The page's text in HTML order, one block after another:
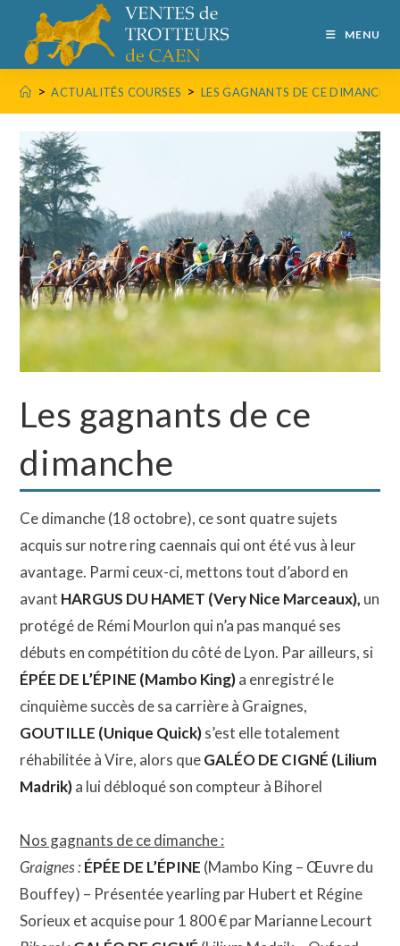
MENU
> ACTUALITÉS COURSES > LES GAGNANTS DE CE DIMANCHE
Les gagnants de ce
dimanche
Ce dimanche (18 octobre), ce sont quatre sujets
acquis sur notre ring caennais qui ont été vus à leur
avantage. Parmi ceux-ci, mettons tout d’abord en
avant HARGUS DU HAMET (Very Nice Marceaux), un
protégé de Rémi Mourlon qui n’a pas manqué ses
débuts en compétition du côté de Lyon. Par ailleurs, si
ÉPÉE DE L’ÉPINE (Mambo King)a enregistré le
cinquième succès de sa carrière à Graignes,
GOUTILLE (Unique Quick)s’est elle totalement
réhabilitée à Vire, alors queGALÉO DE CIGNÉ (Lilium
Madrik)a lui débloqué son compteur à Bihorel
Nos gagnants de ce dimanche :
Graignes :ÉPÉE DE L’ÉPINE (Mambo King – Œuvre du
Bouffey) – Présentée yearling par Hubert et Régine
Sorieux et acquise pour 1 800 € par Marianne Lecourt